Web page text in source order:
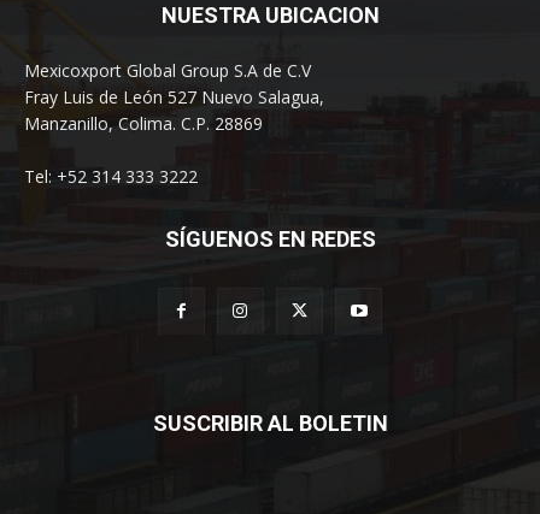
NUESTRA UBICACION
Mexicoxport Global Group S.A de C.V
Fray Luis de León 527 Nuevo Salagua,
Manzanillo, Colima. C.P. 28869
Tel: +52 314 333 3222
SÍGUENOS EN REDES
SUSCRIBIR AL BOLETIN